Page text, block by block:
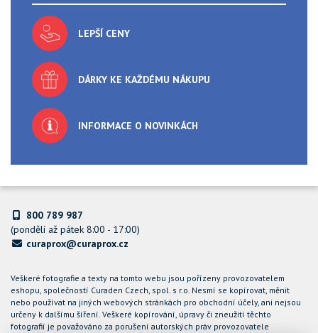
LEPŠÍ CENY
DÁRKY KE KAŽDÉMU NÁKUPU
INFORMACE O NOVINKÁCH
800 789 987
(pondělí až pátek 8:00 - 17:00)
curaprox@curaprox.cz
Veškeré fotografie a texty na tomto webu jsou pořízeny provozovatelem
eshopu, společností Curaden Czech, spol. s r.o. Nesmí se kopírovat, měnit
nebo používat na jiných webových stránkách pro obchodní účely, ani nejsou
určeny k dalšímu šíření. Veškeré kopírování, úpravy či zneužití těchto
fotografií je považováno za porušení autorských práv provozovatele